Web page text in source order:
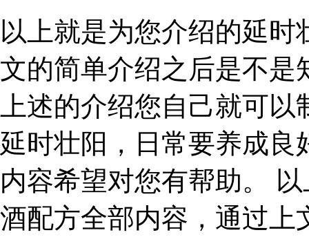
以上就是为您介绍的延
文的简单介绍之后是不是
上述的介绍您自己就可
延时壮阳，日常要养成良
内容希望对您有帮助。
酒配方全部内容，通过上